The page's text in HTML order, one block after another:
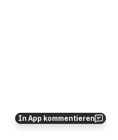
In App kommentieren